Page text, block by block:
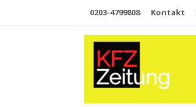
0203-4799808 Kontakt